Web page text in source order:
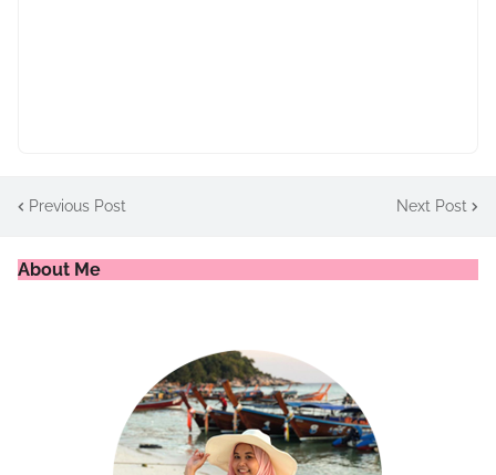
Previous Post Next Post
About Me